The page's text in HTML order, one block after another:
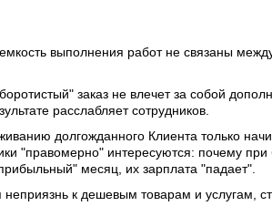
выполнения работ не связаны
заказ не влечет за собой
расслабляет сотрудников.
долгожданного Клиента только
"правомерно" интересуются: почему
месяц, их зарплата "падает".
неприязнь к дешевым товарам и услугам,